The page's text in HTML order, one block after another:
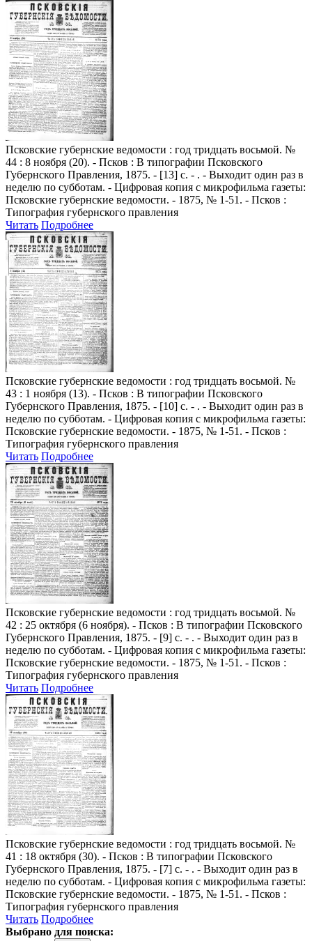
Псковские губернские ведомости : год тридцать восьмой. №
44 : 8 ноября (20). - Псков : В типографии Псковского
Губернского Правления, 1875. - [13] с. - . - Выходит один раз в
неделю по субботам. - Цифровая копия с микрофильма газеты:
Псковские губернские ведомости. - 1875, № 1-51. - Псков :
Типография губернского правления
Читать Подробнее
Псковские губернские ведомости : год тридцать восьмой. №
43 : 1 ноября (13). - Псков : В типографии Псковского
Губернского Правления, 1875. - [10] с. - . - Выходит один раз в
неделю по субботам. - Цифровая копия с микрофильма газеты:
Псковские губернские ведомости. - 1875, № 1-51. - Псков :
Типография губернского правления
Читать Подробнее
Псковские губернские ведомости : год тридцать восьмой. №
42 : 25 октября (6 ноября). - Псков : В типографии Псковского
Губернского Правления, 1875. - [9] с. - . - Выходит один раз в
неделю по субботам. - Цифровая копия с микрофильма газеты:
Псковские губернские ведомости. - 1875, № 1-51. - Псков :
Типография губернского правления
Читать Подробнее
Псковские губернские ведомости : год тридцать восьмой. №
41 : 18 октября (30). - Псков : В типографии Псковского
Губернского Правления, 1875. - [7] с. - . - Выходит один раз в
неделю по субботам. - Цифровая копия с микрофильма газеты:
Псковские губернские ведомости. - 1875, № 1-51. - Псков :
Типография губернского правления
Читать Подробнее
Выбрано для поиска: